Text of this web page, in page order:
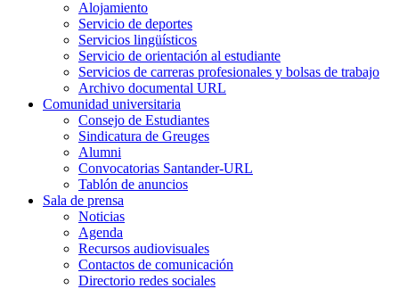
Alojamiento
Servicio de deportes
Servicios lingüísticos
Servicio de orientación al estudiante
Servicios de carreras profesionales y bolsas de trabajo
Archivo documental URL
Comunidad universitaria
Consejo de Estudiantes
Sindicatura de Greuges
Alumni
Convocatorias Santander-URL
Tablón de anuncios
Sala de prensa
Noticias
Agenda
Recursos audiovisuales
Contactos de comunicación
Directorio redes sociales